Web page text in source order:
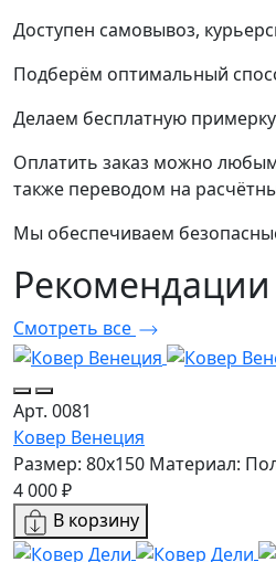
Доступен самовывоз,
Подберём оптимальный
Делаем бесплатную
Оплатить заказ можно
также переводом на
Мы обеспечиваем
Рекомендации
Смотреть все
Арт. 0081
Ковер Венеция
Размер: 80x150 Материал:
4 000 ₽
В корзину